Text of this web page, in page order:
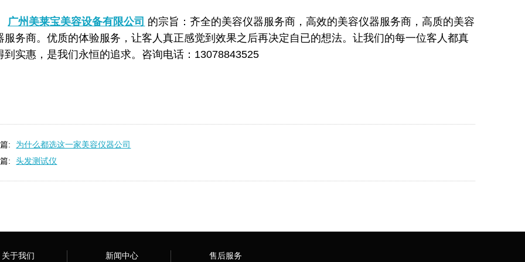
广州美莱宝美容设备有限公司 的宗旨：齐全的美容仪器服务商，高效的美容仪器服务商，高质的美容
服务商。优质的体验服务，让客人真正感觉到效果之后再决定自已的想法。让我们的每一位客人都真
到实惠，是我们永恒的追求。咨询电话：13078843525
:
为什么都选这一家美容仪器公司
:
头发测试仪
关于我们 新闻中心 售后服务